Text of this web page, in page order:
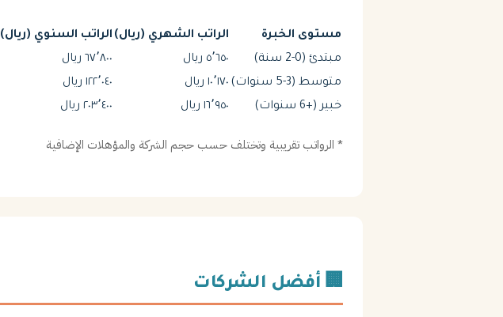
مستوى الخبرة الراتب الشهري (ريال) الراتب السنوي (ريال)
مبتدئ (0-2 سنة)
٥٬٦٥٠ ريال
٦٧٬٨٠٠ ريال
متوسط (3-5 سنوات)
١٠٬١٧٠ ريال
١٢٢٬٠٤٠ ريال
خبير (+6 سنوات)
١٦٬٩٥٠ ريال ٢٠٣٬٤٠٠ ريال
* الرواتب تقريبية وتختلف حسب حجم الشركة والمؤهلات الإضافية
🏢 أفضل الشركات